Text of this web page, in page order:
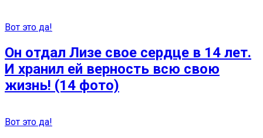
Вот это да!
Он отдал Лизе свое сердце в 14 лет.
И хранил ей верность всю свою
жизнь! (14 фото)
Вот это да!